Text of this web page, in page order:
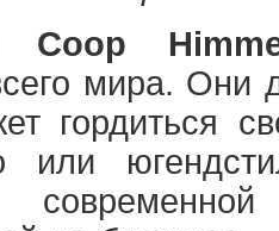
Coop
мира. Они
гордиться
или